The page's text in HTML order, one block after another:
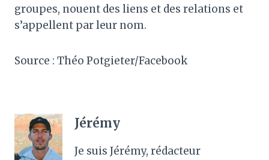
groupes, nouent des liens et des relations et
s’appellent par leur nom.
Source : Théo Potgieter/Facebook
Jérémy
Je suis Jérémy, rédacteur